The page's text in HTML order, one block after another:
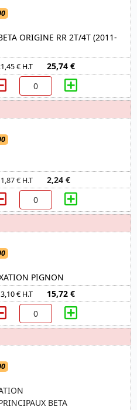
ORIGINE RR 2T/4T (2011-
€ H.T 25,74 €
1,87 € H.T 2,24 €
PIGNON
€ H.T 15,72 €
BETA